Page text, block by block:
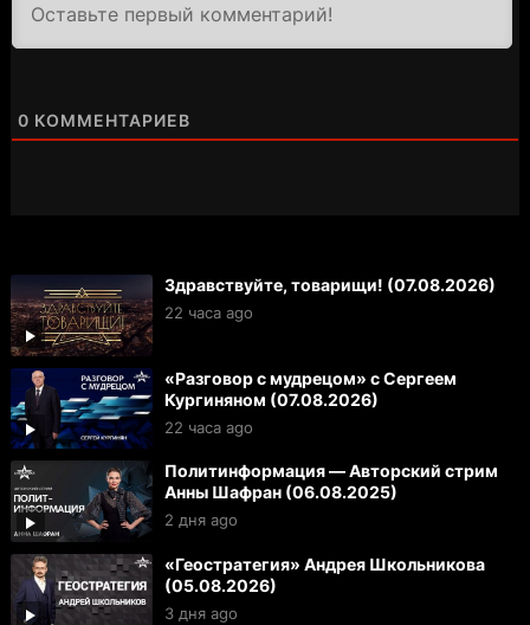
0 КОММЕНТАРИЕВ
Здравствуйте, товарищи! (07.08.2026)
22 часа ago
«Разговор с мудрецом» с Сергеем
Кургиняном (07.08.2026)
22 часа ago
Политинформация — Авторский стрим
Анны Шафран (06.08.2025)
2 дня ago
«Геостратегия» Андрея Школьникова
(05.08.2026)
3 дня ago